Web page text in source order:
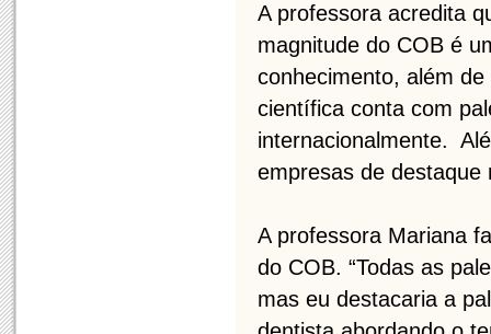
A professora acredita
magnitude do COB é
conhecimento, além
científica conta com
internacionalmente.
empresas de
A professora Mariana
do COB. “Todas as
mas eu destacaria a